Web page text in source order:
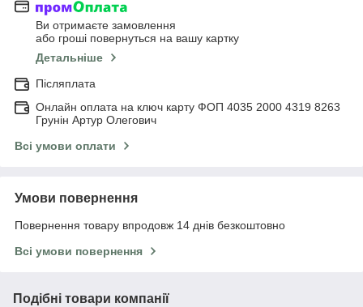
Ви отримаєте замовлення
або гроші повернуться на вашу картку
Детальніше
Післяплата
Онлайн оплата на ключ карту ФОП 4035 2000 4319 8263
Грунін Артур Олегович
Всі умови оплати
Умови повернення
Повернення товару впродовж 14 днів безкоштовно
Всі умови повернення
Подібні товари компанії